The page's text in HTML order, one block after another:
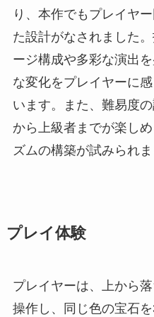
り、本作でもプレイヤ
た設計がなされました
ージ構成や多彩な演出
な変化をプレイヤーに
います。また、難易度
から上級者までが楽し
ズムの構築が試みられま
プレイ体験
プレイヤーは、上から
操作し、同じ色の宝石